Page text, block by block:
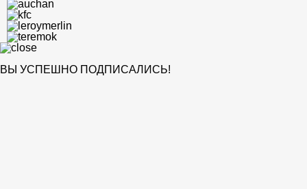
ВЫ УСПЕШНО ПОДПИСАЛИСЬ!